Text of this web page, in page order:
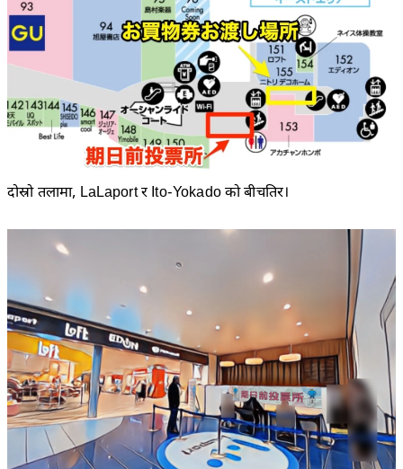
दोस्रो तलामा, LaLaport र Ito-Yokado को बीचतिर।